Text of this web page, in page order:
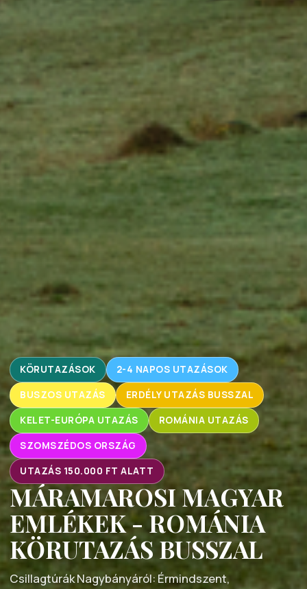
KÖRUTAZÁSOK 2-4 NAPOS UTAZÁSOK
BUSZOS UTAZÁS ERDÉLY UTAZÁS BUSSZAL
KELET-EURÓPA UTAZÁS ROMÁNIA UTAZÁS
SZOMSZÉDOS ORSZÁG
UTAZÁS 150.000 FT ALATT
MÁRAMAROSI MAGYAR
EMLÉKEK - ROMÁNIA
KÖRUTAZÁS BUSSZAL
Csillagtúrák Nagybányáról: Érmindszent,